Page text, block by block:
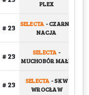
PLEX
# 23 SELECTA -CZARNA
NACJA
# 23 SELECTA -
MUCHOBÓR MAŁY
# 23 SELECTA -SKW
WROCŁAW